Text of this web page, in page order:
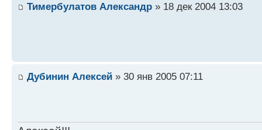
Тимербулатов Александр » 18 дек 2004 13:03
Дубинин Алексей » 30 янв 2005 07:11